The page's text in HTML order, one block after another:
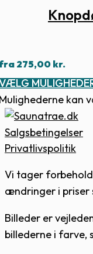
275,00 kr.
kan
Salgsbetingelser
Privatlivspolitik
Vi tager
ændringer i priser
Billeder er
billederne i farve,